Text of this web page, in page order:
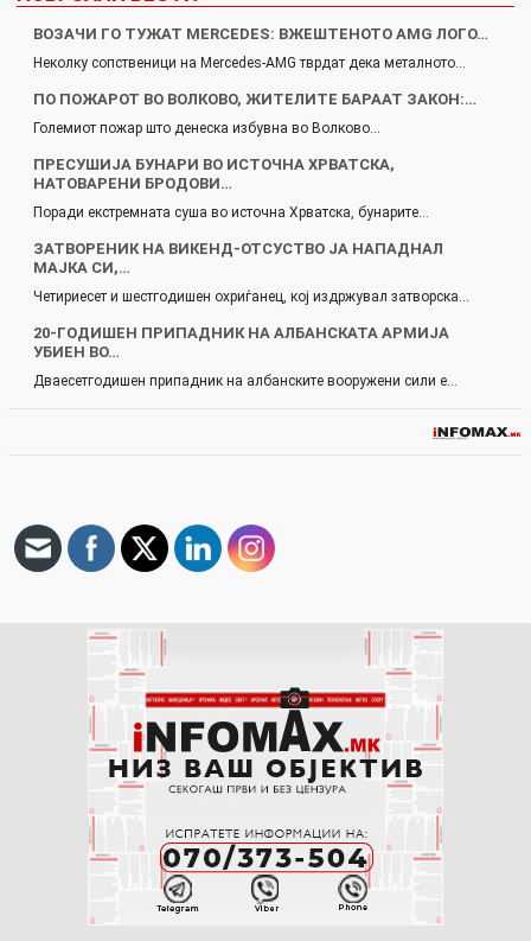
ВОЗАЧИ ГО ТУЖАТ MERCEDES: ВЖЕШТЕНОТО AMG ЛОГО…
Неколку сопственици на Mercedes-AMG тврдат дека металното…
ПО ПОЖАРОТ ВО ВОЛКОВО, ЖИТЕЛИТЕ БАРААТ ЗАКОН:…
Големиот пожар што денеска избувна во Волково…
ПРЕСУШИЈА БУНАРИ ВО ИСТОЧНА ХРВАТСКА,
НАТОВАРЕНИ БРОДОВИ…
Поради екстремната суша во источна Хрватска, бунарите…
ЗАТВОРЕНИК НА ВИКЕНД-ОТСУСТВО ЈА НАПАДНАЛ
МАЈКА СИ,…
Четириесет и шестгодишен охриѓанец, кој издржувал затворска…
20-ГОДИШЕН ПРИПАДНИК НА АЛБАНСКАТА АРМИЈА
УБИЕН ВО…
Дваесетгодишен припадник на албанските вооружени сили е…